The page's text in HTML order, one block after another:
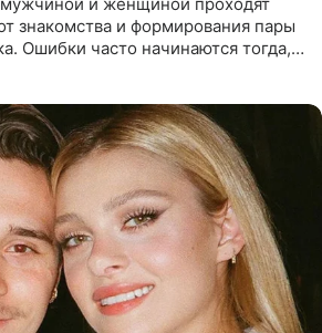
знакомства и формирования пары
Ошибки часто начинаются тогда,